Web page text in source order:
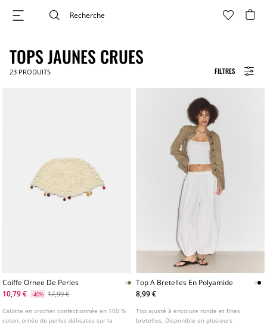
FILTRES
TOPS JAUNES CRUES
23 PRODUITS
Coiffe Ornee De Perles
10,79 €
-40% 17,99 €
Calotte en crochet confectionnée en 100 %
coton, ornée de perles délicates sur la
Top A Bretelles En Polyamide
8,99 €
Top ajusté à encolure ronde et fines
bretelles. Disponible en plusieurs